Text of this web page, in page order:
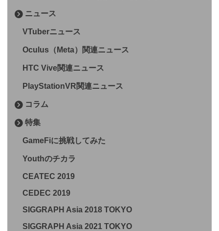
ニュース
VTuberニュース
Oculus（Meta）関連ニュース
HTC Vive関連ニュース
PlayStationVR関連ニュース
コラム
特集
GameFiに挑戦してみた
Youthのチカラ
CEATEC 2019
CEDEC 2019
SIGGRAPH Asia 2018 TOKYO
SIGGRAPH Asia 2021 TOKYO